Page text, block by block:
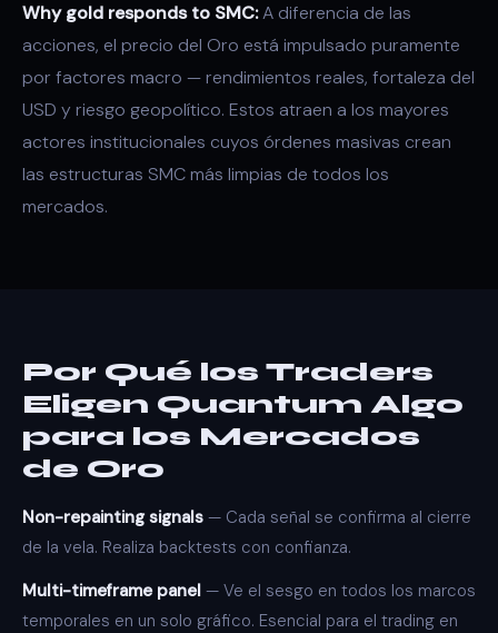
Why gold responds to SMC:A diferencia de las
acciones, el precio del Oro está impulsado puramente
por factores macro — rendimientos reales, fortaleza del
USD y riesgo geopolítico. Estos atraen a los mayores
actores institucionales cuyos órdenes masivas crean
las estructuras SMC más limpias de todos los
mercados.
Por Qué los Traders
Eligen Quantum Algo
para los Mercados
de Oro
Non-repainting signals — Cada señal se confirma al cierre
de la vela. Realiza backtests con confianza.
Multi-timeframe panel — Ve el sesgo en todos los marcos
temporales en un solo gráfico. Esencial para el trading en